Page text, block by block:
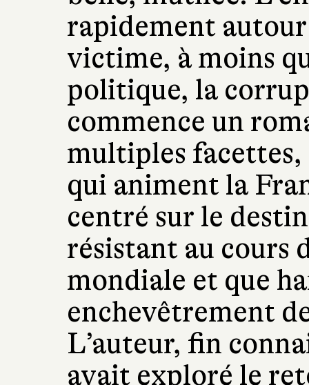
rapidement
victime, à moins
politique, la
commence un
multiples facettes,
qui animent la
centré sur le
résistant au cours
mondiale et que
enchevêtrement
L’auteur, fin
avait exploré le